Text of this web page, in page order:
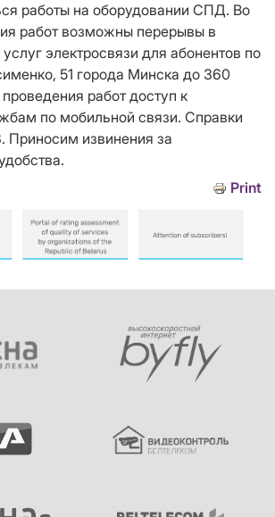
работы на оборудовании СПД. Во
работ возможны перерывы в
электросвязи для абонентов по
51 города Минска до 360
работ доступ к
по мобильной связи. Справки
Приносим извинения за
Print